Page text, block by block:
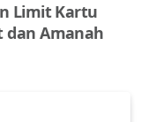
Limit Kartu
dan Amanah